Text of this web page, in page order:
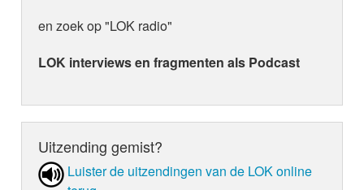
en zoek op "LOK radio"
LOK interviews en fragmenten als Podcast
Uitzending gemist?
Luister de uit­zen­din­gen van de LOK online